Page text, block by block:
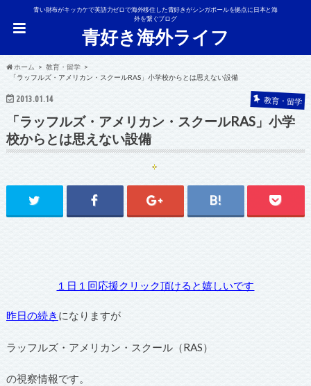
青い財布がキッカケで英語力ゼロで海外移住した青好きがシンガポールを拠点に日本と海
外を繋ぐブログ
青好き海外ライフ
ホーム
教育・留学
「ラッフルズ・アメリカン・スクールRAS」小学校からとは思えない設備
2013.01.14 教育・留学
「ラッフルズ・アメリカン・スクールRAS」小学
校からとは思えない設備
１日１回応援クリック頂けると嬉しいです
昨日の続き になりますが
ラッフルズ・アメリカン・スクール（RAS）
の視察情報です。